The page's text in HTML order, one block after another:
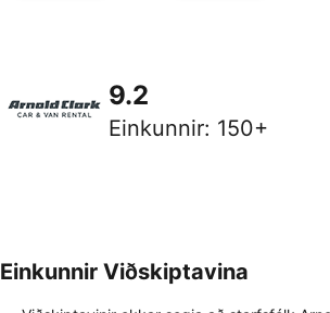
9.2
Einkunnir: 150+
Einkunnir Viðskiptavina